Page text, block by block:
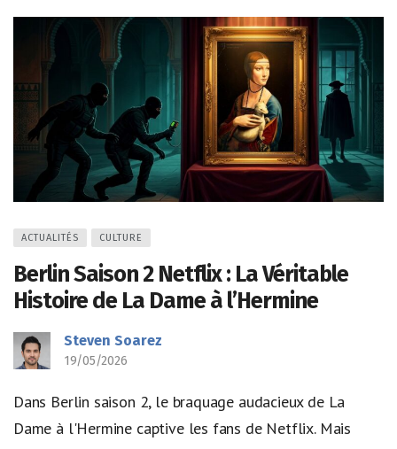
ACTUALITÉS CULTURE
Berlin Saison 2 Netflix : La Véritable
Histoire de La Dame à l’Hermine
Steven Soarez
19/05/2026
Dans Berlin saison 2, le braquage audacieux de La
Dame à l'Hermine captive les fans de Netflix. Mais